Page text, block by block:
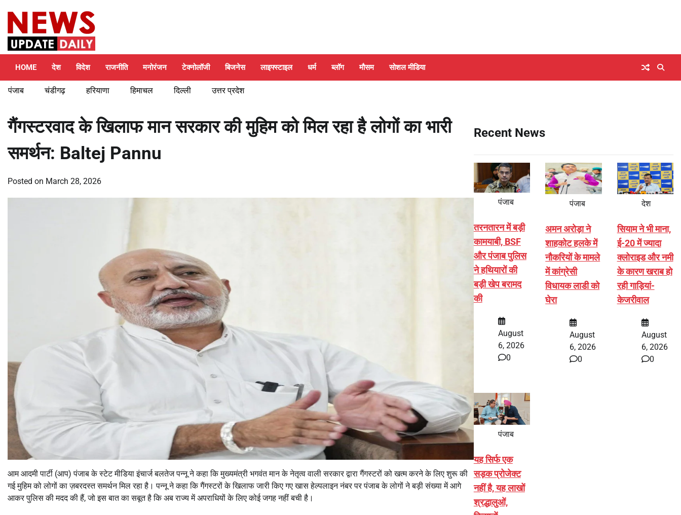
content
HOME देश विदेश राजनीति मनोरंजन टेक्नोलॉजी बिजनेस लाइफ्स्टाइल धर्म ब्लॉग मौसम सोशल मीडिया
पंजाब चंडीगढ़ हरियाणा हिमाचल दिल्ली उत्तर प्रदेश
गैंगस्टरवाद के खिलाफ मान सरकार की मुहिम को मिल रहा है लोगों का भारी
समर्थन: Baltej Pannu
Posted on March 28, 2026
आम आदमी पार्टी (आप)पंजाब के स्टेट मीडिया इंचार्ज बलतेज पन्नू ने कहा कि मुख्यमंत्री भगवंत मान के नेतृत्व वाली सरकार द्वारा गैंगस्टरों को खत्म करने के लिए शुरू की
गई मुहिम को लोगों का ज़बरदस्त समर्थन मिल रहा है। पन्नू ने कहा कि गैंगस्टरों के खिलाफ जारी किए गए खास हेल्पलाइन नंबर पर पंजाब के लोगों ने बड़ी संख्या में आगे
आकर पुलिस की मदद की हैं,जो इस बात का सबूत है कि अब राज्य में अपराधियों के लिए कोई जगह नहीं बची है।
Recent News
पंजाब
तरनतारन में बड़ी
कामयाबी, BSF
और पंजाब पुलिस
ने हथियारों की
बड़ी खेप बरामद
की
August
6, 2026
0
पंजाब
अमन अरोड़ा ने
शाहकोट हलके में
नौकरियों के मामले
में कांग्रेसी
विधायक लाडी को
घेरा
August
6, 2026
0
देश
सियाम ने भी माना,
ई-20 में ज्यादा
क्लोराइड और नमी
के कारण खराब हो
रही गाड़ियां-
केजरीवाल
August
6, 2026
0
पंजाब
यह सिर्फ एक
सड़क प्रोजेक्ट
नहीं है, यह लाखों
श्रद्धालुओं,